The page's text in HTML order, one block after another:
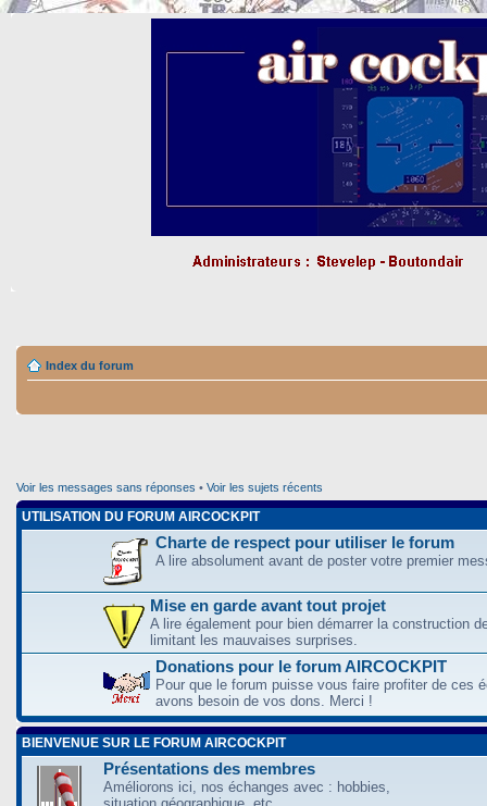
Index du forum
Voir les messages sans réponses • Voir les sujets récents
UTILISATION DU FORUM AIRCOCKPIT
Charte de respect pour utiliser le forum
A lire absolument avant de poster votre premier
Mise en garde avant tout projet
A lire également pour bien démarrer la construction
limitant les mauvaises surprises.
Donations pour le forum AIRCOCKPIT
Pour que le forum puisse vous faire profiter de ces
avons besoin de vos dons. Merci !
BIENVENUE SUR LE FORUM AIRCOCKPIT
Présentations des membres
Améliorons ici, nos échanges avec : hobbies,
situation géographique, etc...